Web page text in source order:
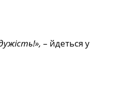
– йдеться у